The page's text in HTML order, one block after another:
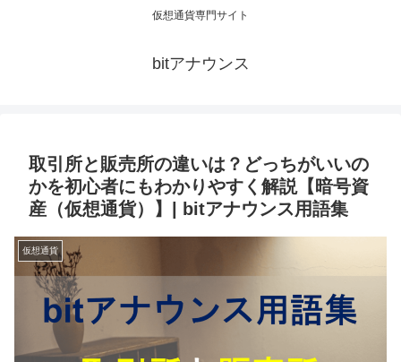
仮想通貨専門サイト
bitアナウンス
取引所と販売所の違いは？どっちがいいの
かを初心者にもわかりやすく解説【暗号資
産（仮想通貨）】| bitアナウンス用語集
仮想通貨